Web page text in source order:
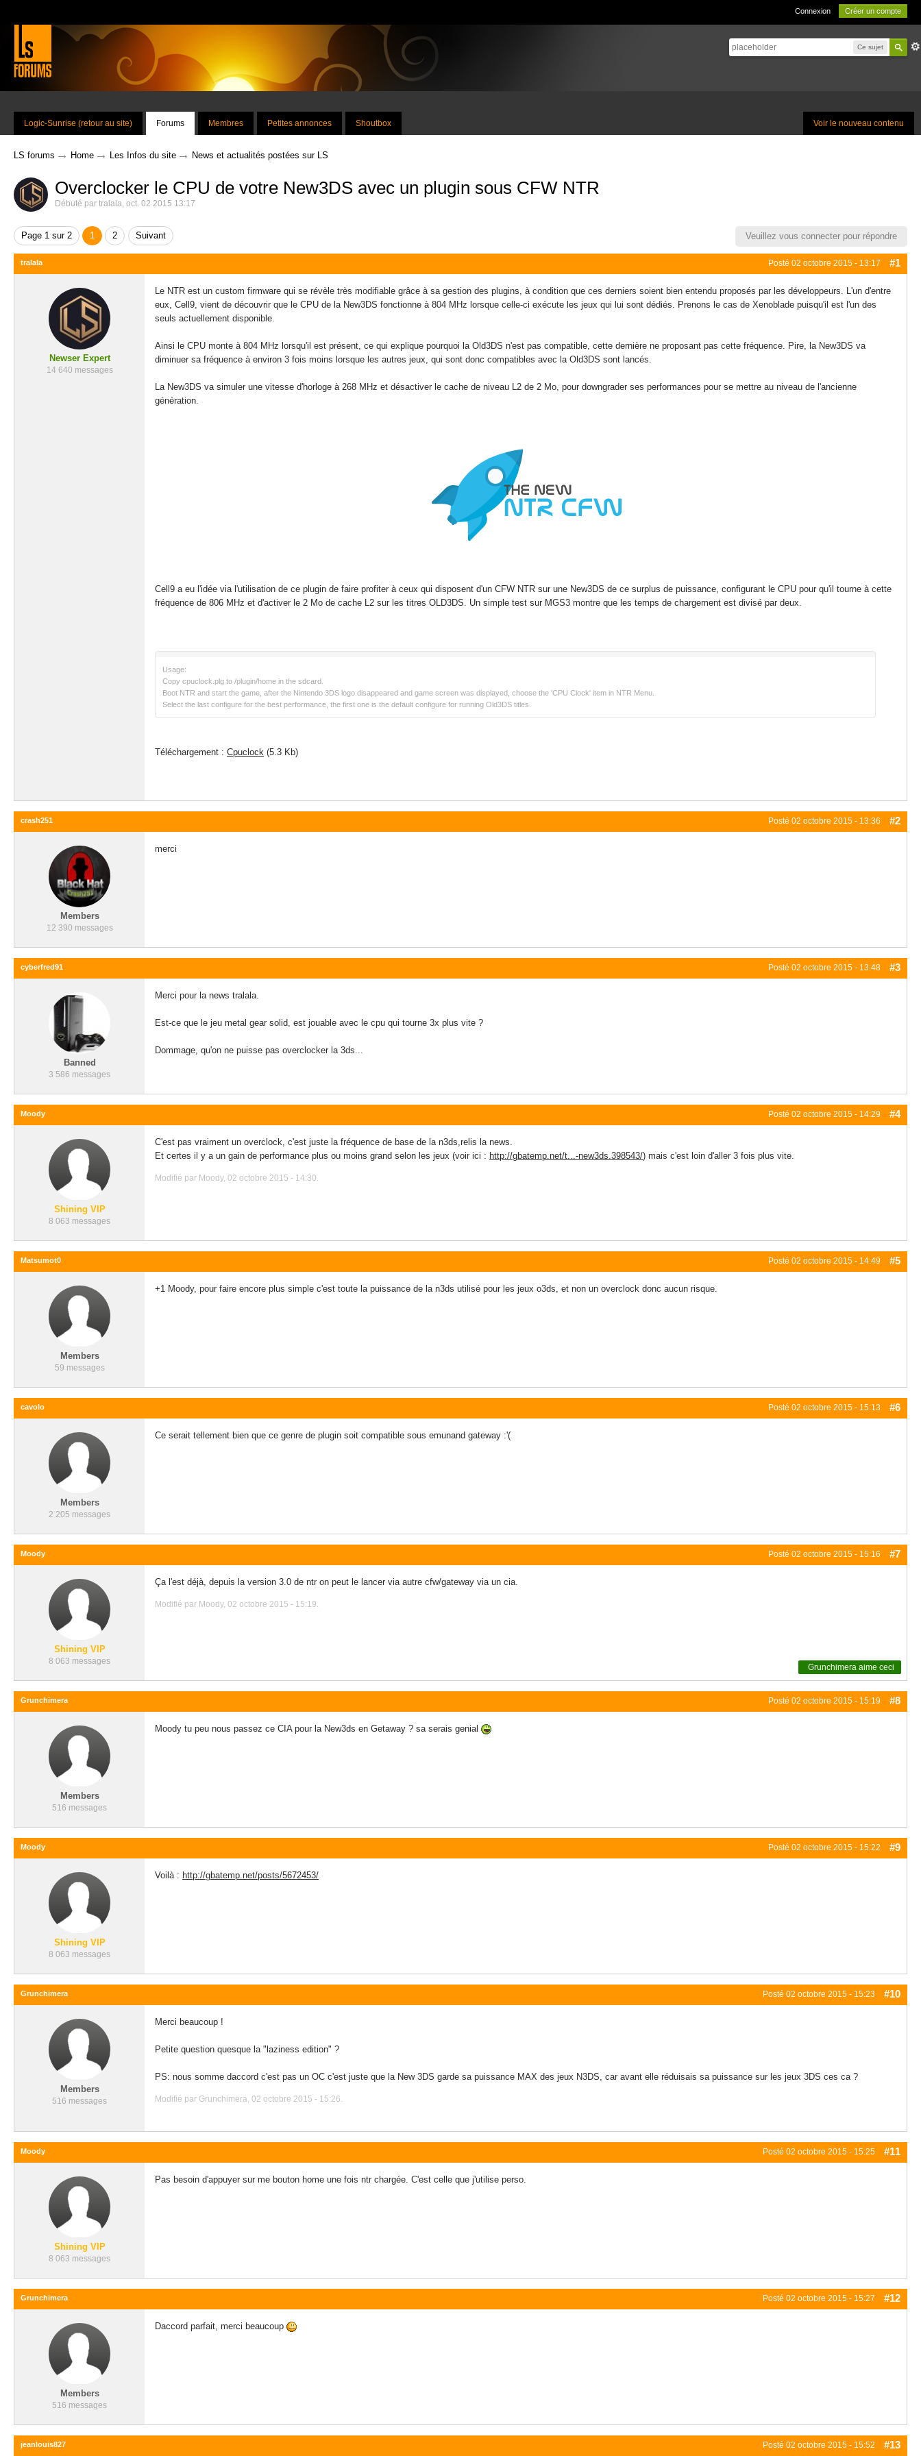
Connexion Créer un compte
Ce sujet
Voir le nouveau contenu
Logic-Sunrise (retour au site) Forums Membres Petites annonces Shoutbox
LS forums → Home → Les Infos du site → News et actualités postées sur LS
Overclocker le CPU de votre New3DS avec un plugin sous CFW NTR
Débuté par tralala, oct. 02 2015 13:17
Page 1 sur 2 1 2 Suivant Veuillez vous connecter pour répondre
Posté 02 octobre 2015 - 13:17 #1
tralala
Newser Expert
14 640 messages
Le NTR est un custom firmware qui se révèle très modifiable grâce à sa gestion des plugins, à condition que ces derniers soient bien entendu proposés par les développeurs. L'un d'entre
eux, Cell9, vient de découvrir que le CPU de la New3DS fonctionne à 804 MHz lorsque celle-ci exécute les jeux qui lui sont dédiés. Prenons le cas de Xenoblade puisqu'il est l'un des
seuls actuellement disponible.
Ainsi le CPU monte à 804 MHz lorsqu'il est présent, ce qui explique pourquoi la Old3DS n'est pas compatible, cette dernière ne proposant pas cette fréquence. Pire, la New3DS va
diminuer sa fréquence à environ 3 fois moins lorsque les autres jeux, qui sont donc compatibles avec la Old3DS sont lancés.
La New3DS va simuler une vitesse d'horloge à 268 MHz et désactiver le cache de niveau L2 de 2 Mo, pour downgrader ses performances pour se mettre au niveau de l'ancienne
génération.
Cell9 a eu l'idée via l'utilisation de ce plugin de faire profiter à ceux qui disposent d'un CFW NTR sur une New3DS de ce surplus de puissance, configurant le CPU pour qu'il tourne à cette
fréquence de 806 MHz et d'activer le 2 Mo de cache L2 sur les titres OLD3DS. Un simple test sur MGS3 montre que les temps de chargement est divisé par deux.
Usage:
Copy cpuclock.plg to /plugin/home in the sdcard.
Boot NTR and start the game, after the Nintendo 3DS logo disappeared and game screen was displayed, choose the 'CPU Clock' item in NTR Menu.
Select the last configure for the best performance, the first one is the default configure for running Old3DS titles.
Téléchargement : Cpuclock (5.3 Kb)
Posté 02 octobre 2015 - 13:36 #2
crash251
Members
12 390 messages
merci
Posté 02 octobre 2015 - 13:48 #3
cyberfred91
Banned
3 586 messages
Merci pour la news tralala.
Est-ce que le jeu metal gear solid, est jouable avec le cpu qui tourne 3x plus vite ?
Dommage, qu'on ne puisse pas overclocker la 3ds...
Posté 02 octobre 2015 - 14:29 #4
Moody
Shining VIP
8 063 messages
C'est pas vraiment un overclock, c'est juste la fréquence de base de la n3ds,relis la news.
Et certes il y a un gain de performance plus ou moins grand selon les jeux (voir ici : http://gbatemp.net/t...-new3ds.398543/) mais c'est loin d'aller 3 fois plus vite.
Modifié par Moody, 02 octobre 2015 - 14:30.
Posté 02 octobre 2015 - 14:49 #5
Matsumot0
Members
59 messages
+1 Moody, pour faire encore plus simple c'est toute la puissance de la n3ds utilisé pour les jeux o3ds, et non un overclock donc aucun risque.
Posté 02 octobre 2015 - 15:13 #6
cavolo
Members
2 205 messages
Ce serait tellement bien que ce genre de plugin soit compatible sous emunand gateway :'(
Posté 02 octobre 2015 - 15:16 #7
Moody
Shining VIP
8 063 messages
Ça l'est déjà, depuis la version 3.0 de ntr on peut le lancer via autre cfw/gateway via un cia.
Modifié par Moody, 02 octobre 2015 - 15:19.
Grunchimera aime ceci
Posté 02 octobre 2015 - 15:19 #8
Grunchimera
Members
516 messages
Moody tu peu nous passez ce CIA pour la New3ds en Getaway ? sa serais genial
Posté 02 octobre 2015 - 15:22 #9
Moody
Shining VIP
8 063 messages
Voilà : http://gbatemp.net/posts/5672453/
Posté 02 octobre 2015 - 15:23 #10
Grunchimera
Members
516 messages
Merci beaucoup !
Petite question quesque la "laziness edition" ?
PS: nous somme daccord c'est pas un OC c'est juste que la New 3DS garde sa puissance MAX des jeux N3DS, car avant elle réduisais sa puissance sur les jeux 3DS ces ca ?
Modifié par Grunchimera, 02 octobre 2015 - 15:26.
Posté 02 octobre 2015 - 15:25 #11
Moody
Shining VIP
8 063 messages
Pas besoin d'appuyer sur me bouton home une fois ntr chargée. C'est celle que j'utilise perso.
Posté 02 octobre 2015 - 15:27 #12
Grunchimera
Members
516 messages
Daccord parfait, merci beaucoup
Posté 02 octobre 2015 - 15:52 #13
jeanlouis827